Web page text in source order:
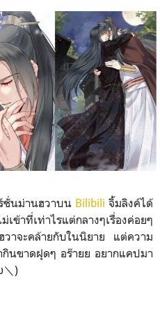
นม่านฮวาบน Bilibili จิ้มลิงค์ได้
ข้าที่เท่าไรแต่กลางๆเรื่องค่อยๆ
วาจะคล้ายกับในนิยาย แต่ความ
นขาดฝุดๆ อร๊ายย อยากแคปมา
＼)